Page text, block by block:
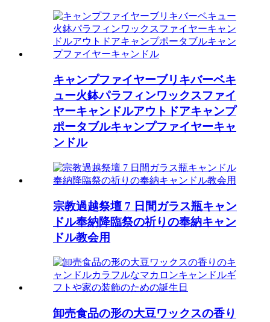
キャンプファイヤーブリキバーベキ
ュー火鉢パラフィンワックスファイ
ヤーキャンドルアウトドアキャンプ
ポータブルキャンプファイヤーキャ
ンドル
宗教過越祭壇 7 日間ガラス瓶キャン
ドル奉納降臨祭の祈りの奉納キャン
ドル教会用
卸売食品の形の大豆ワックスの香り